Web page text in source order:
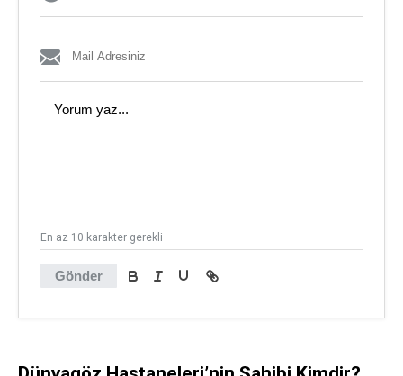
Gönder
En az 10 karakter gerekli